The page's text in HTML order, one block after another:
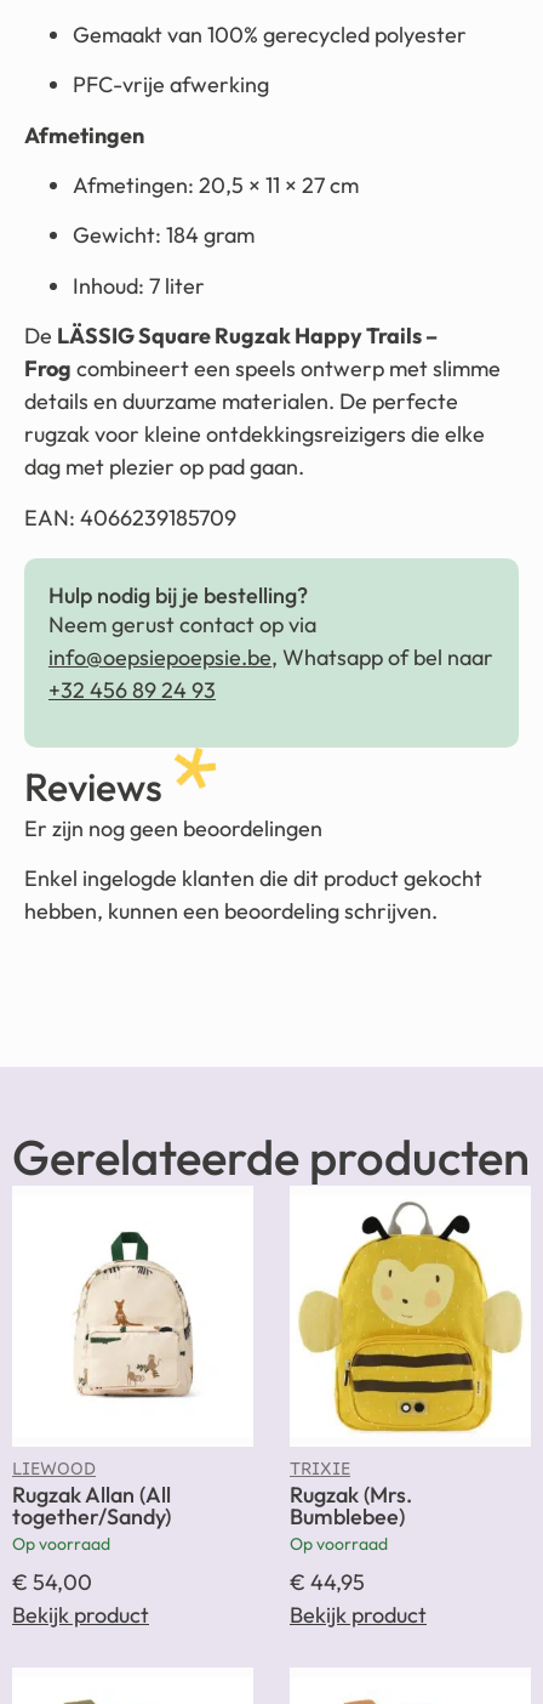
Gemaakt van 100% gerecycled polyester
PFC-vrije afwerking
Afmetingen
Afmetingen: 20,5 × 11 × 27 cm
Gewicht: 184 gram
Inhoud: 7 liter
De LÄSSIG Square Rugzak Happy Trails –
Frog combineert een speels ontwerp met slimme
details en duurzame materialen. De perfecte
rugzak voor kleine ontdekkingsreizigers die elke
dag met plezier op pad gaan.
EAN: 4066239185709
Hulp nodig bij je bestelling?
Neem gerust contact op via
info@oepsiepoepsie.be, Whatsapp of bel naar
+32 456 89 24 93
Reviews
Er zijn nog geen beoordelingen
Enkel ingelogde klanten die dit product gekocht
hebben, kunnen een beoordeling schrijven.
Gerelateerde producten
LIEWOOD
Rugzak Allan (All
together/Sandy)
Op voorraad
€ 54,00
Bekijk product
TRIXIE
Rugzak (Mrs.
Bumblebee)
Op voorraad
€ 44,95
Bekijk product